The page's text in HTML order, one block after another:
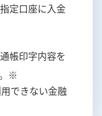
定口座に入金
帳印字内容を
※
できない金融